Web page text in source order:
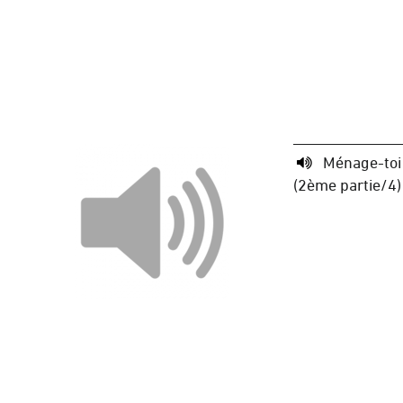
Ménage-
(2ème partie/4)